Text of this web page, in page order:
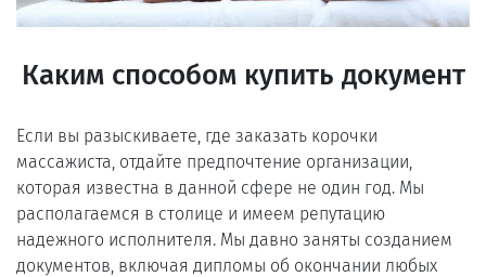
Каким способом купить документ
Если вы разыскиваете, где заказать корочки
массажиста, отдайте предпочтение организации,
которая известна в данной сфере не один год. Мы
располагаемся в столице и имеем репутацию
надежного исполнителя. Мы давно заняты созданием
документов, включая дипломы об окончании любых